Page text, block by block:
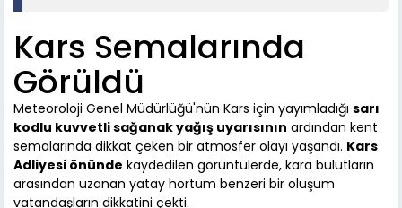
Kars Semalarında
Görüldü
Meteoroloji Genel Müdürlüğü'nün Kars için yayımladığı sarı
kodlu kuvvetli sağanak yağış uyarısının ardından kent
semalarında dikkat çeken bir atmosfer olayı yaşandı. Kars
Adliyesi önünde kaydedilen görüntülerde, kara bulutların
arasından uzanan yatay hortum benzeri bir oluşum
vatandaşların dikkatini çekti.